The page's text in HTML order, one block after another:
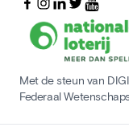
Met de steun van
Federaal